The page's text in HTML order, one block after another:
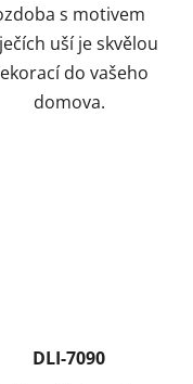
s motivem
uší je skvělou
do vašeho
domova.
DLI-7090